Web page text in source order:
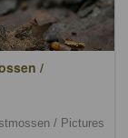
/
/ Pictures